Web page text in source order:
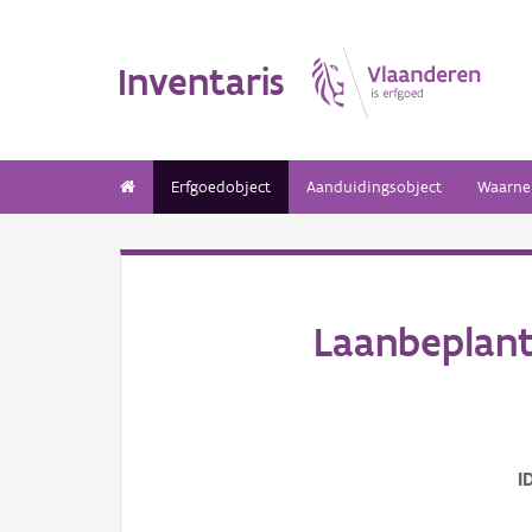
Inventaris
Erfgoedobject Aanduidingsobject